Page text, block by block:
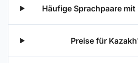
Häufige Sprachpaare mit
Preise für